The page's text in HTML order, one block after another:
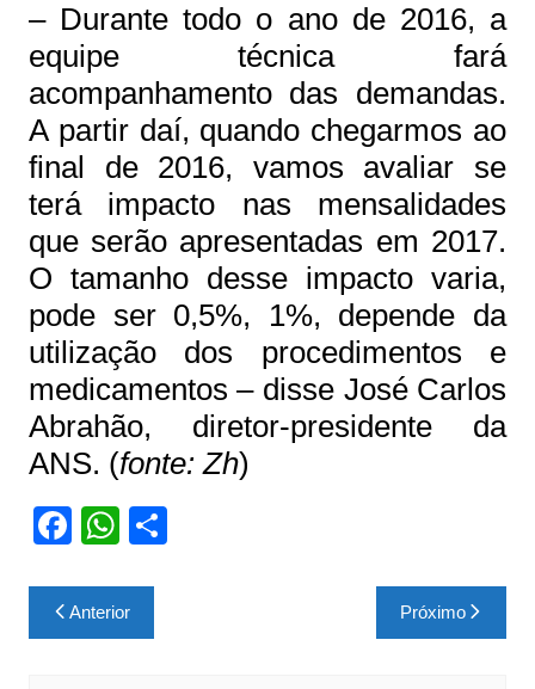
– Durante todo o ano de 2016, a
equipe técnica fará
acompanhamento das demandas.
A partir daí, quando chegarmos ao
final de 2016, vamos avaliar se
terá impacto nas mensalidades
que serão apresentadas em 2017.
O tamanho desse impacto varia,
pode ser 0,5%, 1%, depende da
utilização dos procedimentos e
medicamentos – disse José Carlos
Abrahão, diretor-presidente da
ANS. (fonte: Zh)
F
c
e
W
at
s
S
Navegação
de
Anterior Próximo